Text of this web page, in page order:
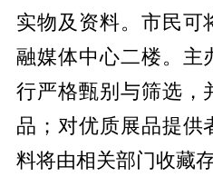
实物及资料。市民可
融媒体中心二楼。主
行严格甄别与筛选，
品；对优质展品提供
料将由相关部门收藏存